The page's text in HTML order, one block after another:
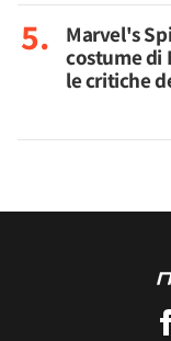
Marvel's
costume di
le critiche